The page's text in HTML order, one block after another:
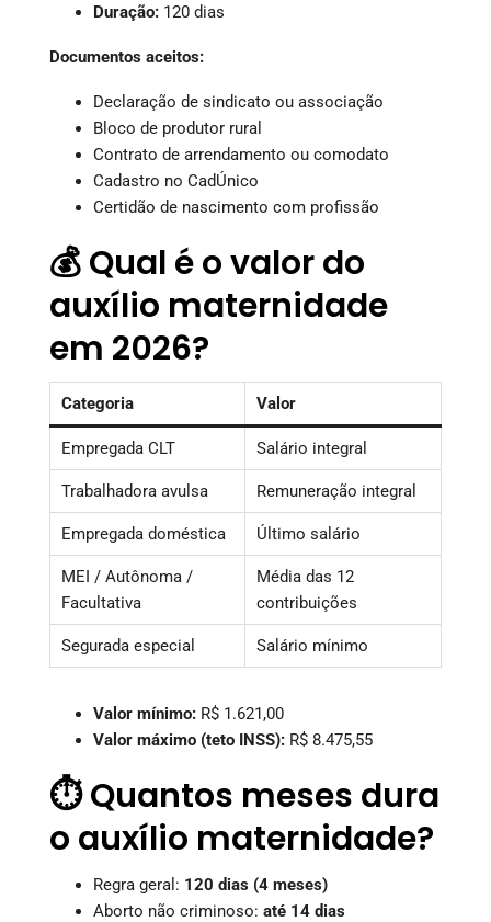
Duração: 120 dias
Documentos aceitos:
Declaração de sindicato ou associação
Bloco de produtor rural
Contrato de arrendamento ou comodato
Cadastro no CadÚnico
Certidão de nascimento com profissão
💰 Qual é o valor do
auxílio maternidade
em 2026?
Categoria Valor
Empregada CLT Salário integral
Trabalhadora avulsa Remuneração integral
Empregada doméstica Último salário
MEI / Autônoma /
Facultativa
Média das 12
contribuições
Segurada especial Salário mínimo
Valor mínimo: R$ 1.621,00
Valor máximo (teto INSS): R$ 8.475,55
⏱️ Quantos meses dura
o auxílio maternidade?
Regra geral: 120 dias (4 meses)
Aborto não criminoso: até 14 dias